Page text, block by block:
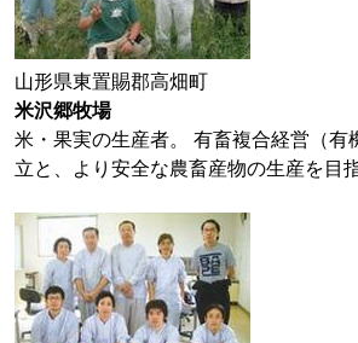
山形県東置賜郡高畑町
米沢郷牧場
米・果実の生産者。 有畜複合経営（有
立と、より安全な農畜産物の生産を目